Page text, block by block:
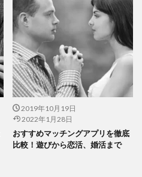
2019年10月19日
2022年1月28日
おすすめマッチングアプリを徹底
比較！遊びから恋活、婚活まで